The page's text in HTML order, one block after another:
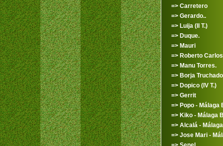
=> Carretero
=> Gerardo..
=> Luija (II T.)
=> Duque.
=> Mauri
=> Roberto Carlos
=> Manu Torres.
=> Borja Truchado
=> Dopico (IV T.)
=> Gerrit
=> Popo - Málaga
=> Kiko - Málaga B
=> Alcalá -
=> Jose Mari -